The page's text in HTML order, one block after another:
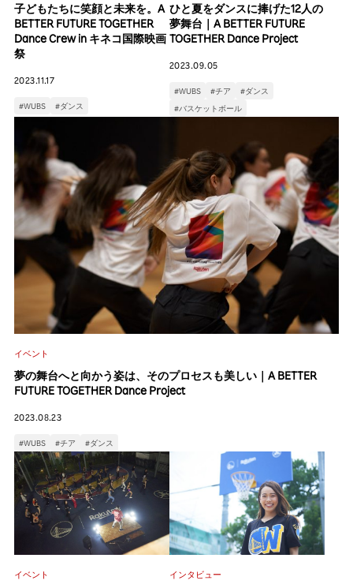
子どもたちに笑顔と未来を。A
BETTER FUTURE TOGETHER
Dance Crew in キネコ国際映画
祭
2023.11.17
#WUBS #ダンス
ひと夏をダンスに捧げた12人の
夢舞台｜A BETTER FUTURE
TOGETHER Dance Project
2023.09.05
#WUBS #チア
#ダンス
#バスケットボール
イベント
夢の舞台へと向かう姿は、そのプロセスも美しい｜A BETTER
FUTURE TOGETHER Dance Project
2023.08.23
#WUBS #チア #ダンス
イベント インタビュー